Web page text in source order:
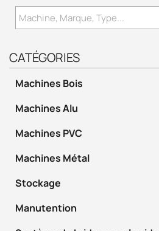
CATÉGORIES
Machines Bois
Machines Alu
Machines PVC
Machines Métal
Stockage
Manutention